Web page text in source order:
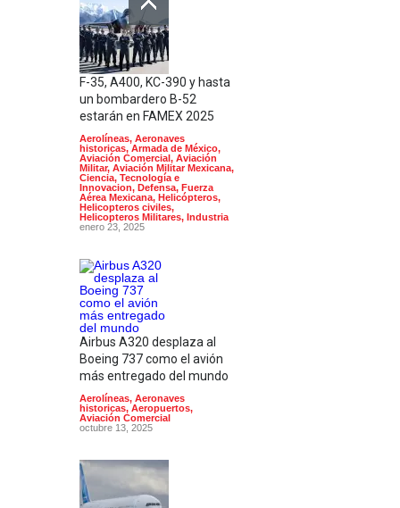
F-35, A400, KC-390 y hasta
un bombardero B-52
estarán en FAMEX 2025
Aerolíneas, Aeronaves
historicas, Armada de México,
Aviación Comercial, Aviación
Militar, Aviación Militar Mexicana,
Ciencia, Tecnología e
Innovacion, Defensa, Fuerza
Aérea Mexicana, Helicópteros,
Helicopteros civiles,
Helicopteros Militares, Industria
enero 23, 2025
Airbus A320 desplaza al
Boeing 737 como el avión
más entregado del mundo
Aerolíneas, Aeronaves
historicas, Aeropuertos,
Aviación Comercial
octubre 13, 2025